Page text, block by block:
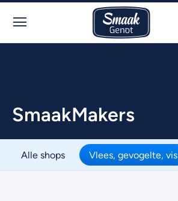
SmaakMakers
Alle shops Vlees, gevogelte, vis